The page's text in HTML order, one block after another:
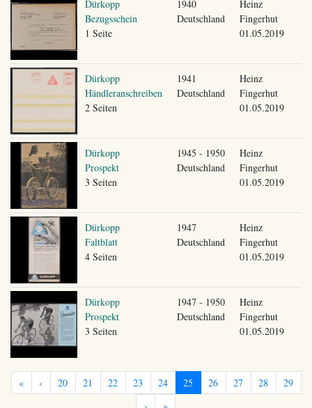
Dürkopp
Bezugsschein
1 Seite
1940
Deutschland
Heinz
Fingerhut
01.05.2019
Dürkopp
Händleranschreiben
2 Seiten
1941
Deutschland
Heinz
Fingerhut
01.05.2019
Dürkopp
Prospekt
3 Seiten
1945 - 1950
Deutschland
Heinz
Fingerhut
01.05.2019
Dürkopp
Faltblatt
4 Seiten
1947
Deutschland
Heinz
Fingerhut
01.05.2019
Dürkopp
Prospekt
3 Seiten
1947 - 1950
Deutschland
Heinz
Fingerhut
01.05.2019
« ‹ 20 21 22 23 24 25 26 27 28
29
›
»